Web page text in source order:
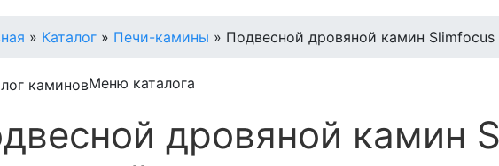
» Каталог » Печи-камины » Подвесной дровяной камин Slimfocus
Меню каталога
дровяной камин